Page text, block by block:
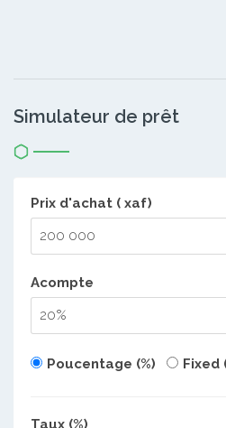
Simulateur de prêt
Prix d'achat ( xaf)
Acompte
Poucentage (%) Fixed
Taux (%)